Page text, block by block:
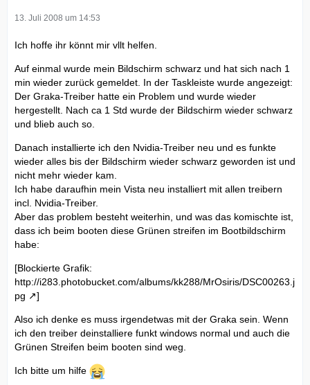
13. Juli 2008 um 14:53
Ich hoffe ihr könnt mir vllt helfen.
Auf einmal wurde mein Bildschirm schwarz und hat sich nach 1
min wieder zurück gemeldet. In der Taskleiste wurde angezeigt:
Der Graka-Treiber hatte ein Problem und wurde wieder
hergestellt. Nach ca 1 Std wurde der Bildschirm wieder schwarz
und blieb auch so.
Danach installierte ich den Nvidia-Treiber neu und es funkte
wieder alles bis der Bildschirm wieder schwarz geworden ist und
nicht mehr wieder kam.
Ich habe daraufhin mein Vista neu installiert mit allen treibern
incl. Nvidia-Treiber.
Aber das problem besteht weiterhin, und was das komischte ist,
dass ich beim booten diese Grünen streifen im Bootbildschirm
habe:
[Blockierte Grafik:
http://i283.photobucket.com/albums/kk288/MrOsiris/DSC00263.j
pg
]
Also ich denke es muss irgendetwas mit der Graka sein. Wenn
ich den treiber deinstalliere funkt windows normal und auch die
Grünen Streifen beim booten sind weg.
Ich bitte um hilfe